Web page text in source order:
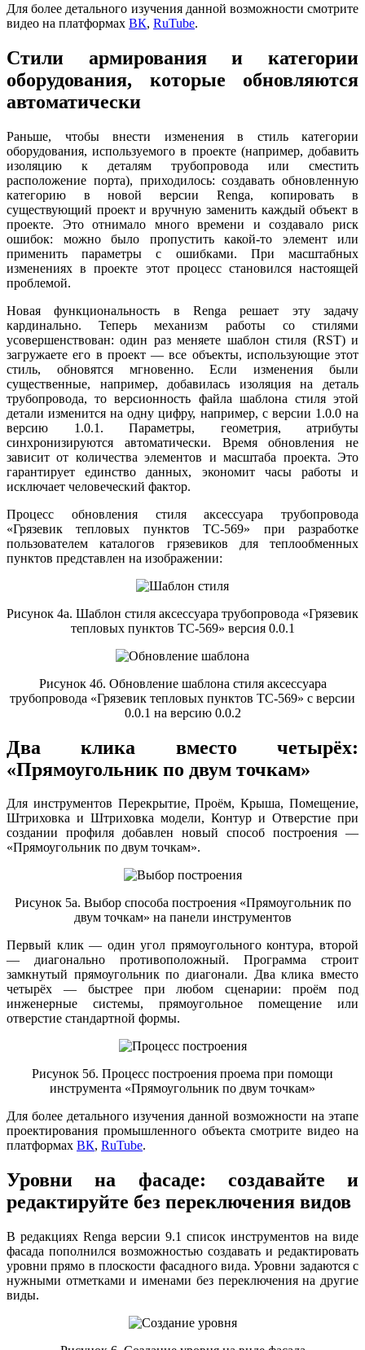
Для более детального изучения данной возможности смотрите
видео на платформах ВК, RuTube.
Стили армирования и категории
оборудования, которые обновляются
автоматически
Раньше, чтобы внести изменения в стиль категории
оборудования, используемого в проекте (например, добавить
изоляцию к деталям трубопровода или сместить
расположение порта), приходилось: создавать обновленную
категорию в новой версии Renga, копировать в
существующий проект и вручную заменить каждый объект в
проекте. Это отнимало много времени и создавало риск
ошибок: можно было пропустить какой-то элемент или
применить параметры с ошибками. При масштабных
изменениях в проекте этот процесс становился настоящей
проблемой.
Новая функциональность в Renga решает эту задачу
кардинально. Теперь механизм работы со стилями
усовершенствован: один раз меняете шаблон стиля (RST) и
загружаете его в проект — все объекты, использующие этот
стиль, обновятся мгновенно. Если изменения были
существенные, например, добавилась изоляция на деталь
трубопровода, то версионность файла шаблона стиля этой
детали изменится на одну цифру, например, с версии 1.0.0 на
версию 1.0.1. Параметры, геометрия, атрибуты
синхронизируются автоматически. Время обновления не
зависит от количества элементов и масштаба проекта. Это
гарантирует единство данных, экономит часы работы и
исключает человеческий фактор.
Процесс обновления стиля аксессуара трубопровода
«Грязевик тепловых пунктов ТС-569» при разработке
пользователем каталогов грязевиков для теплообменных
пунктов представлен на изображении:
Рисунок 4а. Шаблон стиля аксессуара трубопровода «Грязевик
тепловых пунктов ТС-569» версия 0.0.1
Рисунок 4б. Обновление шаблона стиля аксессуара
трубопровода «Грязевик тепловых пунктов ТС-569» с версии
0.0.1 на версию 0.0.2
Два клика вместо четырёх:
«Прямоугольник по двум точкам»
Для инструментов Перекрытие, Проём, Крыша, Помещение,
Штриховка и Штриховка модели, Контур и Отверстие при
создании профиля добавлен новый способ построения —
«Прямоугольник по двум точкам».
Рисунок 5а. Выбор способа построения «Прямоугольник по
двум точкам» на панели инструментов
Первый клик — один угол прямоугольного контура, второй
— диагонально противоположный. Программа строит
замкнутый прямоугольник по диагонали. Два клика вместо
четырёх — быстрее при любом сценарии: проём под
инженерные системы, прямоугольное помещение или
отверстие стандартной формы.
Рисунок 5б. Процесс построения проема при помощи
инструмента «Прямоугольник по двум точкам»
Для более детального изучения данной возможности на этапе
проектирования промышленного объекта смотрите видео на
платформах ВК, RuTube.
Уровни на фасаде: создавайте и
редактируйте без переключения видов
В редакциях Renga версии 9.1 список инструментов на виде
фасада пополнился возможностью создавать и редактировать
уровни прямо в плоскости фасадного вида. Уровни задаются с
нужными отметками и именами без переключения на другие
виды.